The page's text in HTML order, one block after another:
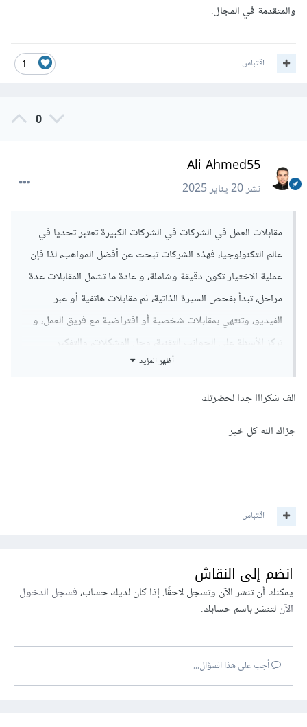
والمتقدمة في المجال.
1 اقتباس
0
Ali Ahmed55
نشر20 يناير 2025
مقابلات العمل في الشركات في الشركات الكبيرة تعتبر تحديا في
عالم التكنولوجيا، فهذه الشركات تبحث عن أفضل المواهب، لذا فإن
عملية الاختيار تكون دقيقة وشاملة، و عادة ما تشمل المقابلات عدة
مراحل، تبدأ بفحص السيرة الذاتية، ثم مقابلات هاتفية أو عبر
الفيديو، وتنتهي بمقابلات شخصية أو افتراضية مع فريق العمل، و
تركز الأسئلة على الجوانب التقنية، وحل المشكلات، والتفكير
المنطقي، بالإضافة إلى المهارات السلوكية والثقافية، و قد يطلب منك
تحضيرا مكثفا وفهمًا عميقا للمفاهيم الأساسية والمتقدمة في
المجال.
أظهر المزيد
الف شكرااا جدا لحضرتك
جزاك الله كل خير
اقتباس
انضم إلى النقاش
يمكنك أن تنشر الآن وتسجل لاحقًا. إذا كان لديك حساب،فسجل الدخول
الآنلتنشر باسم حسابك.
أجب على هذا السؤال...